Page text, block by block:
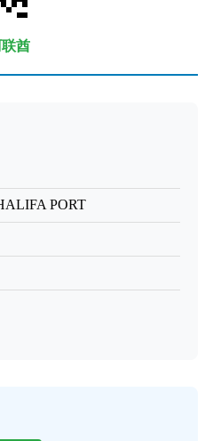
联酋
PORT